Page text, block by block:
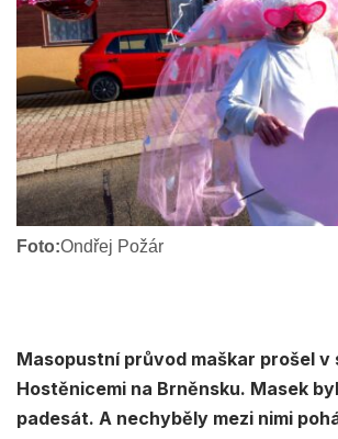
Foto:Ondřej Požár
Masopustní průvod maškar prošel v
Hostěnicemi na Brněnsku. Masek
padesát. A nechyběly mezi nimi